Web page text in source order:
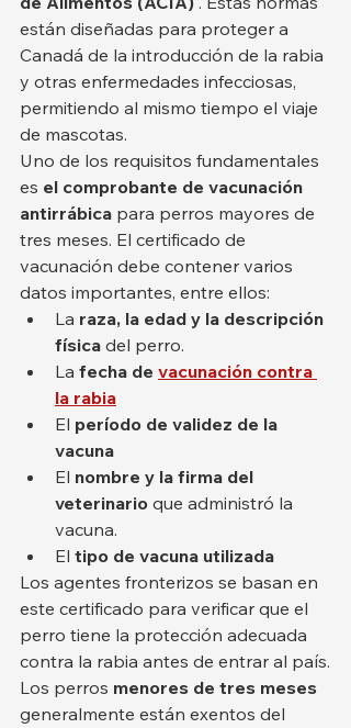
están diseñadas para proteger a
Canadá de la introducción de la rabia
y otras enfermedades infecciosas,
permitiendo al mismo tiempo el viaje
de mascotas.
Uno de los requisitos fundamentales
es el comprobante de vacunación
antirrábica para perros mayores de
tres meses. El certificado de
vacunación debe contener varios
datos importantes, entre ellos:
La raza, la edad y la descripción
física del perro.
La fecha de vacunación contra
la rabia
El período de validez de la
vacuna
El nombre y la firma del
veterinario que administró la
vacuna.
El tipo de vacuna utilizada
Los agentes fronterizos se basan en
este certificado para verificar que el
perro tiene la protección adecuada
contra la rabia antes de entrar al país.
Los perros menores de tres meses
generalmente están exentos del